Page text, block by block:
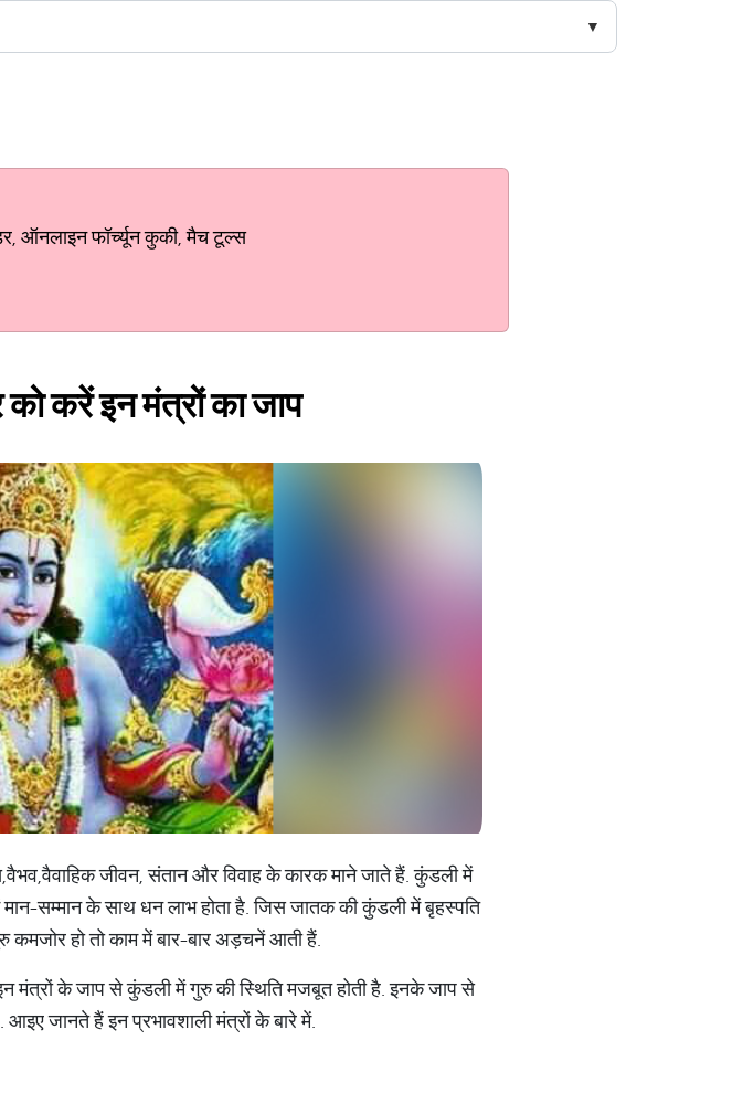
ऑनलाइन फॉर्च्यून कुकी, मैच टूल्स
करें इन मंत्रों का जाप
जीवन, संतान और विवाह के कारक माने जाते हैं. कुंडली में
मान-सम्मान के साथ धन लाभ होता है. जिस जातक की कुंडली में बृहस्पति
कमजोर हो तो काम में बार-बार अड़चनें आती हैं.
मंत्रों के जाप से कुंडली में गुरु की स्थिति मजबूत होती है. इनके जाप से
जानते हैं इन प्रभावशाली मंत्रों के बारे में.